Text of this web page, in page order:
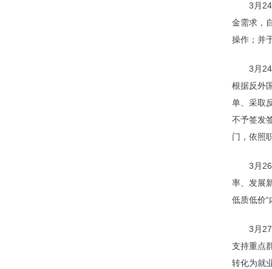
3月
金需求，
操作；并
3月
根据反外
单、采取
不予签发
门，依照
3月
率、发展
低质低价“
3月
支持重点
转化为就